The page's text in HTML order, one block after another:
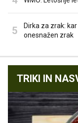
Dirka za zrak:
onesnažen zrak
TRIKI IN